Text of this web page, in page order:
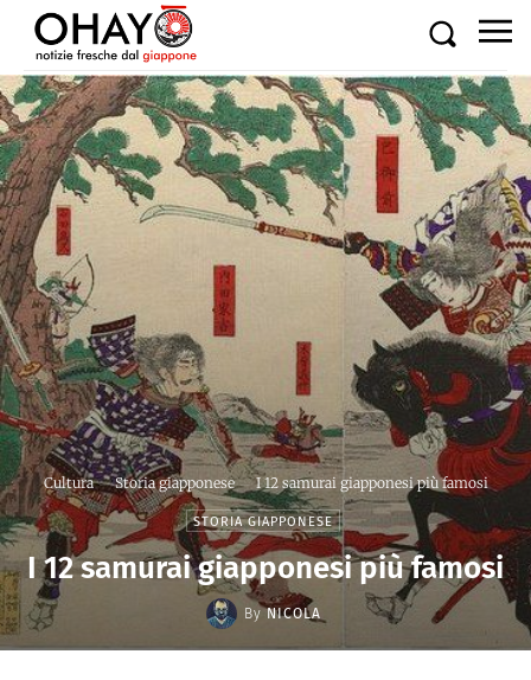
Cultura Storia giapponese I 12 samurai giapponesi più famosi
STORIA GIAPPONESE
I 12 samurai giapponesi più famosi
By NICOLA